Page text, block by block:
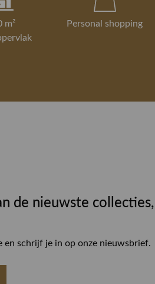
m²
Personal shopping
de nieuwste
en schrijf je in op onze nieuwsbrief.